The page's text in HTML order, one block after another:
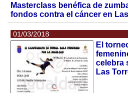
Masterclass benéfica de
fondos contra el cáncer en
01/03/2018
El
celebra
Las